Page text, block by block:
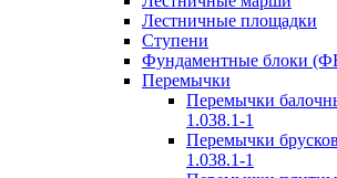
Лестничные площадки
Ступени
Фундаментные блоки
Перемычки
Перемычки
1.038.1-1
Перемычки
1.038.1-1